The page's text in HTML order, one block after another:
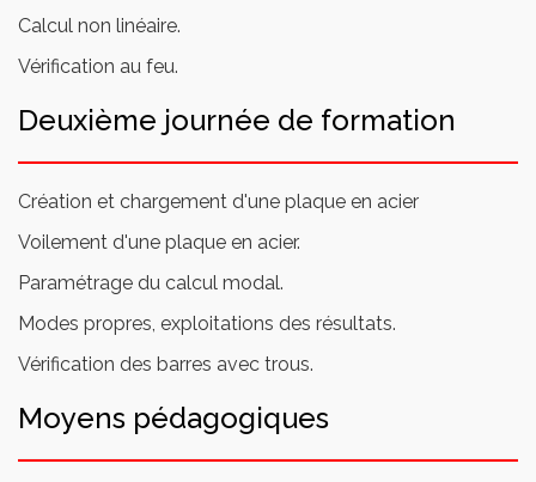
Calcul non linéaire.
Vérification au feu.
Deuxième journée de formation
Création et chargement d'une plaque en acier
Voilement d'une plaque en acier.
Paramétrage du calcul modal.
Modes propres, exploitations des résultats.
Vérification des barres avec trous.
Moyens pédagogiques